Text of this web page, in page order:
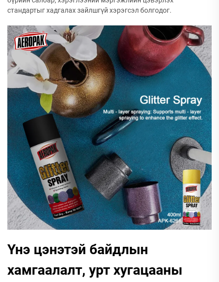
стандартыг хадгалах зайлшгүй хэрэгсэл болгодог.
Үнэ цэнэтэй байдлын
хамгаалалт, урт хугацааны